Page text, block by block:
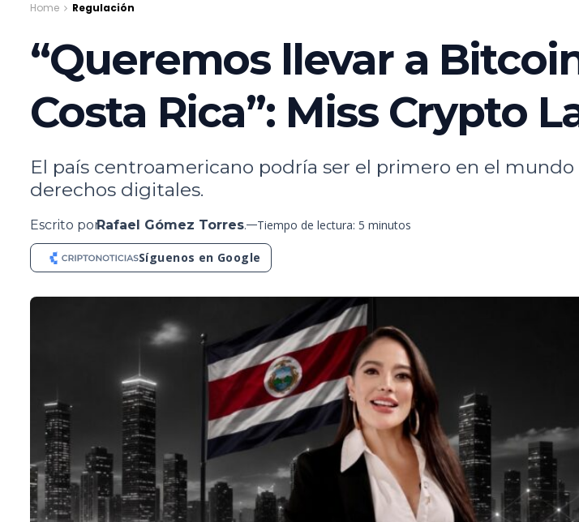
Home Regulación
“Queremos llevar a
Costa Rica”: Miss Crypto
El país centroamericano podría ser el primero en el
derechos digitales.
Escrito porRafael Gómez Torres. Tiempo de lectura: 5 minutos
Síguenos en Google